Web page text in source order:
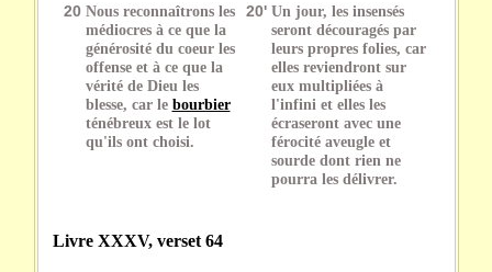
20 Nous reconnaîtrons les
médiocres à ce que la
générosité du coeur les
offense et à ce que la
vérité de Dieu les
blesse, car le bourbier
ténébreux est le lot
qu'ils ont choisi.
20' Un jour, les insensés
seront découragés par
leurs propres folies, car
elles reviendront sur
eux multipliées à
l'infini et elles les
écraseront avec une
férocité aveugle et
sourde dont rien ne
pourra les délivrer.
Livre XXXV, verset 64